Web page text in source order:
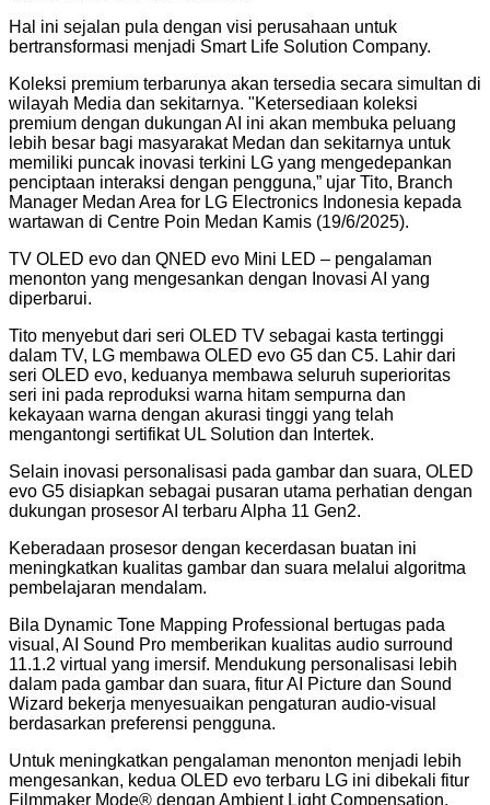
Hal ini sejalan pula dengan visi perusahaan untuk
bertransformasi menjadi Smart Life Solution Company.
Koleksi premium terbarunya akan tersedia secara simultan di
wilayah Media dan sekitarnya. "Ketersediaan koleksi
premium dengan dukungan AI ini akan membuka peluang
lebih besar bagi masyarakat Medan dan sekitarnya untuk
memiliki puncak inovasi terkini LG yang mengedepankan
penciptaan interaksi dengan pengguna,” ujar Tito, Branch
Manager Medan Area for LG Electronics Indonesia kepada
wartawan di Centre Poin Medan Kamis (19/6/2025).
TV OLED evo dan QNED evo Mini LED – pengalaman
menonton yang mengesankan dengan Inovasi AI yang
diperbarui.
Tito menyebut dari seri OLED TV sebagai kasta tertinggi
dalam TV, LG membawa OLED evo G5 dan C5. Lahir dari
seri OLED evo, keduanya membawa seluruh superioritas
seri ini pada reproduksi warna hitam sempurna dan
kekayaan warna dengan akurasi tinggi yang telah
mengantongi sertifikat UL Solution dan Intertek.
Selain inovasi personalisasi pada gambar dan suara, OLED
evo G5 disiapkan sebagai pusaran utama perhatian dengan
dukungan prosesor AI terbaru Alpha 11 Gen2.
Keberadaan prosesor dengan kecerdasan buatan ini
meningkatkan kualitas gambar dan suara melalui algoritma
pembelajaran mendalam.
Bila Dynamic Tone Mapping Professional bertugas pada
visual, AI Sound Pro memberikan kualitas audio surround
11.1.2 virtual yang imersif. Mendukung personalisasi lebih
dalam pada gambar dan suara, fitur AI Picture dan Sound
Wizard bekerja menyesuaikan pengaturan audio-visual
berdasarkan preferensi pengguna.
Untuk meningkatkan pengalaman menonton menjadi lebih
mengesankan, kedua OLED evo terbaru LG ini dibekali fitur
Filmmaker Mode®️ dengan Ambient Light Compensation.